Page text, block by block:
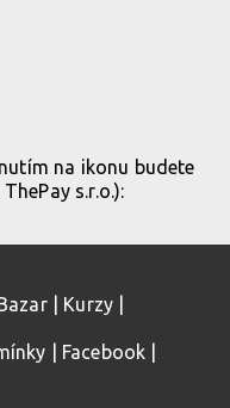
na ikonu budete
s.r.o.):
| Kurzy
Facebook